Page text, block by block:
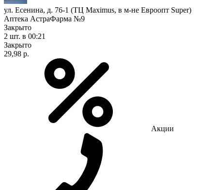
ул. Есенина, д. 76-1 (ТЦ Maximus, в м-не Евроопт Super)
Аптека АстраФарма №9
Закрыто
2 шт. в 00:21
Закрыто
29,98 р.
Акции